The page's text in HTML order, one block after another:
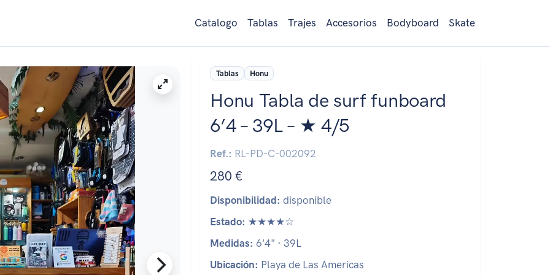
Catalogo
Tablas Trajes Accesorios Bodyboard Skate
Tablas Honu
Honu Tabla de surf funboard
6’4 – 39L – ★ 4/5
Ref.: RL-PD-C-002092
280 €
Disponibilidad: disponible
Estado: ★★★★☆
Medidas: 6'4" · 39L
Ubicación: Playa de Las Americas